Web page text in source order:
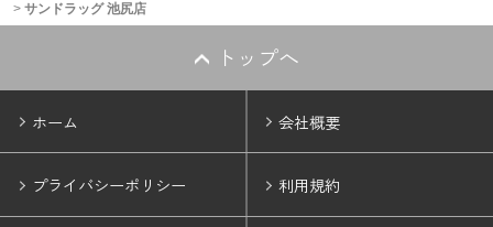
> サンドラッグ 池尻店
トップへ
ホーム 会社概要
プライバシーポリシー 利用規約